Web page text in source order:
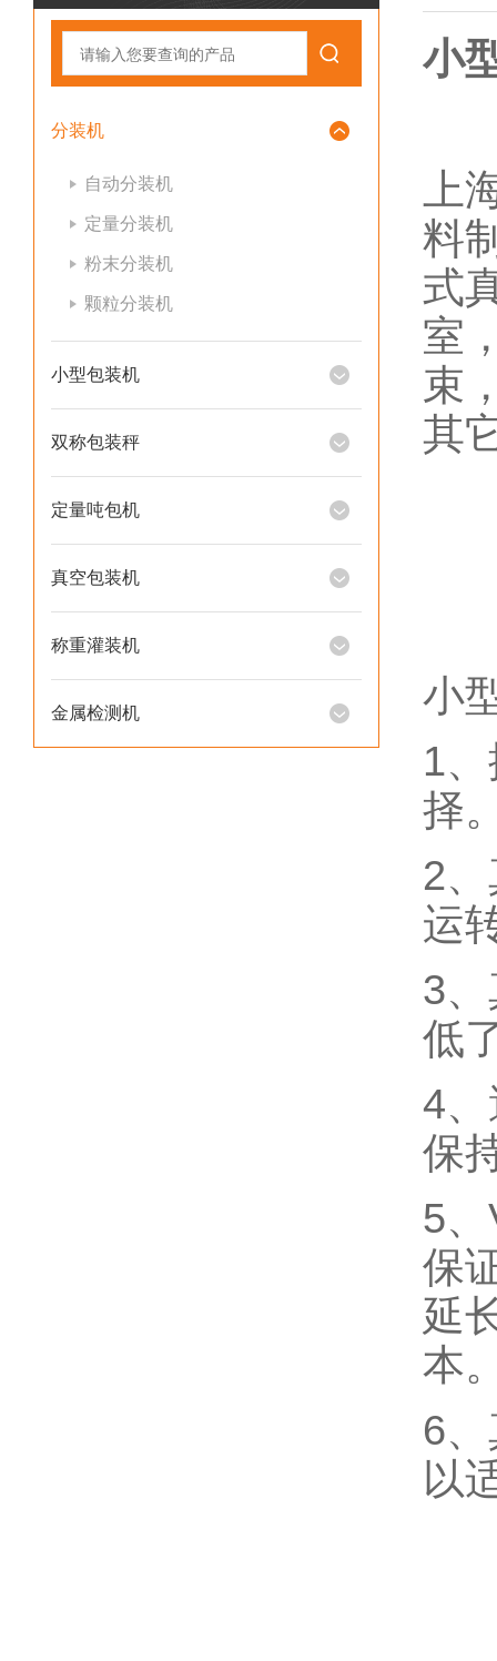
分装机
自动分装机
定量分装机
粉末分装机
颗粒分装机
小型包装机
双称包装秤
定量吨包机
真空包装机
称重灌装机
金属检测机
小
上
料
式
室
束
其
小
1
择
2
运
3
低
4
保
5
保
延
本
6
以